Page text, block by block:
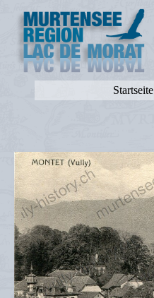
Startseite